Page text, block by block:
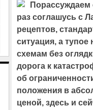
раз соглашусь с
рецептов,
ситуация, а
схемам без
дорога к
об
положения в
ценой, здесь и